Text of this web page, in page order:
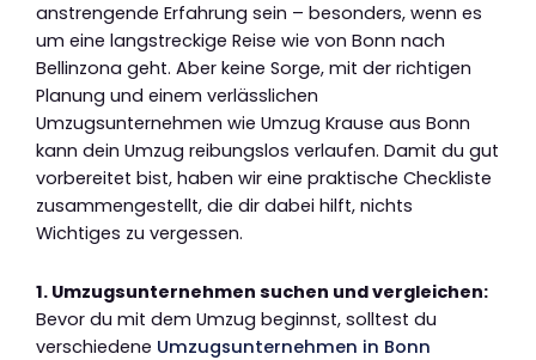
anstrengende Erfahrung sein – besonders, wenn es
um eine langstreckige Reise wie von Bonn nach
Bellinzona geht. Aber keine Sorge, mit der richtigen
Planung und einem verlässlichen
Umzugsunternehmen wie Umzug Krause aus Bonn
kann dein Umzug reibungslos verlaufen. Damit du gut
vorbereitet bist, haben wir eine praktische Checkliste
zusammengestellt, die dir dabei hilft, nichts
Wichtiges zu vergessen.
1. Umzugsunternehmen suchen und vergleichen:
Bevor du mit dem Umzug beginnst, solltest du
verschiedene Umzugsunternehmen in Bonn